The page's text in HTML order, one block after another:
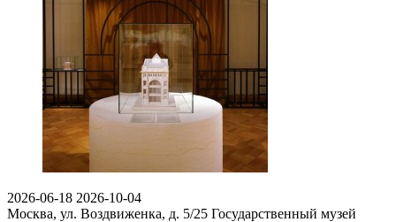
2026-06-18 2026-10-04
Москва, ул. Воздвиженка, д. 5/25 Государственный музей